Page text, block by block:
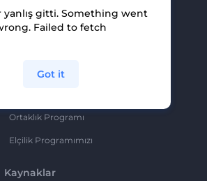
Ortaklık Programı
Şartlar Ve Koşullar
Ortaklık Programı
Elçilik Programımızı
Kaynaklar
yanlış gitti. Something went
Failed to fetch
Got it